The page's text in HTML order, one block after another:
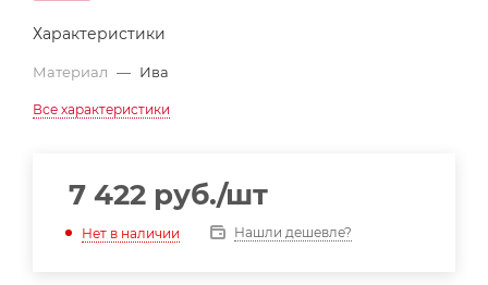
Характеристики
Материал — Ива
Все характеристики
7 422 руб./шт
Нет в наличии Нашли дешевле?